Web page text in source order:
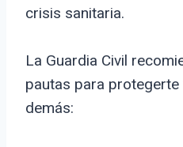
crisis sanitaria.
La Guardia Civil
pautas para
demás: